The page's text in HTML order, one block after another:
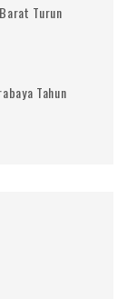
Turun
Tahun